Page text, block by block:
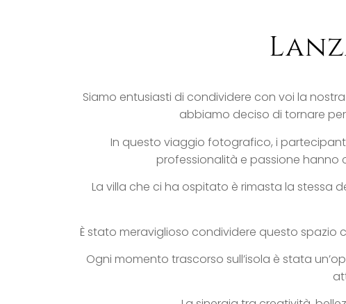
Siamo entusiasti di condividere con voi la
abbiamo deciso di tornare
In questo viaggio fotografico, i
professionalità e passione hanno
La villa che ci ha ospitato è rimasta la stessa
È stato meraviglioso condividere questo
Ogni momento trascorso sull’isola è stata